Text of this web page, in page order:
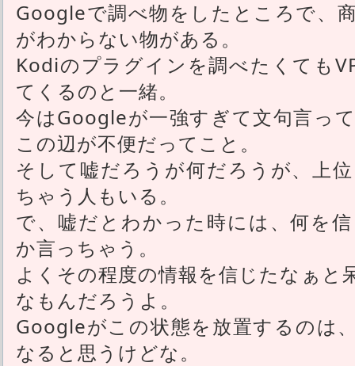
Googleで調べ物をしたところで、
がわからない物がある。
Kodiのプラグインを調べたくても
てくるのと一緒。
今はGoogleが一強すぎて文句言っ
この辺が不便だってこと。
そして嘘だろうが何だろうが、上
ちゃう人もいる。
で、嘘だとわかった時には、何を
か言っちゃう。
よくその程度の情報を信じたなぁと
なもんだろうよ。
Googleがこの状態を放置するのは
なると思うけどな。